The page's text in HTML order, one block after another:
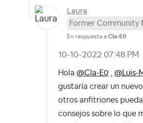
Laura
Former Community
En respuesta a Cla-E0
‎10-10-2022 07:48 PM
Hola @Cla-E0 @Luis-
gustaría crear un
otros anfitriones
consejos sobre lo que